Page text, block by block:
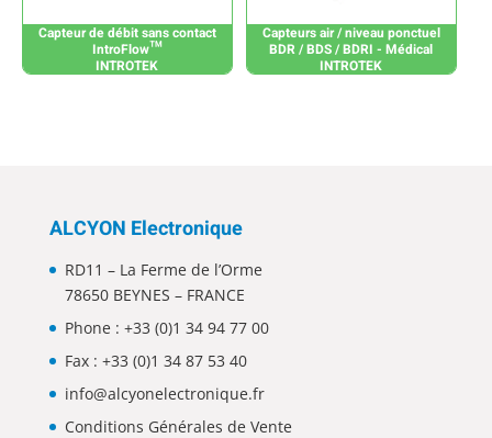
Capteur de débit sans contact
IntroFlow™
INTROTEK
Capteurs air / niveau ponctuel
BDR / BDS / BDRI - Médical
INTROTEK
ALCYON Electronique
RD11 – La Ferme de l’Orme
78650 BEYNES – FRANCE
Phone : +33 (0)1 34 94 77 00
Fax : +33 (0)1 34 87 53 40
info@alcyonelectronique.fr
Conditions Générales de Vente